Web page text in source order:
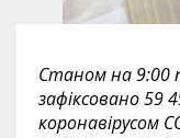
Станом на 9:00
зафіксовано 59
коронавірусом